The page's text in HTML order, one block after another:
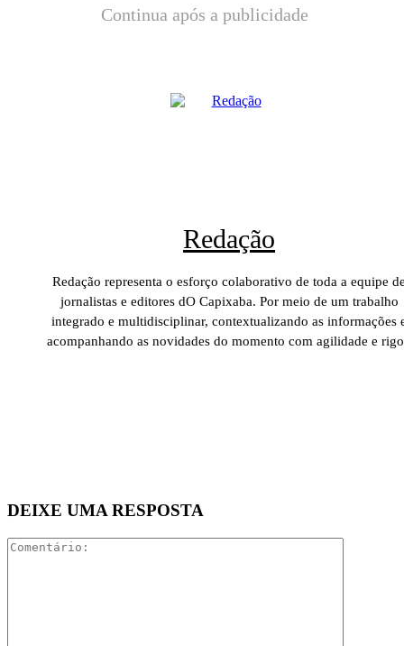
Continua após a publicidade
Redação
Redação representa o esforço colaborativo de toda a equipe
jornalistas e editores dO Capixaba. Por meio de um trabalho
integrado e multidisciplinar, contextualizando as informações
acompanhando as novidades do momento com agilidade e
DEIXE UMA RESPOSTA